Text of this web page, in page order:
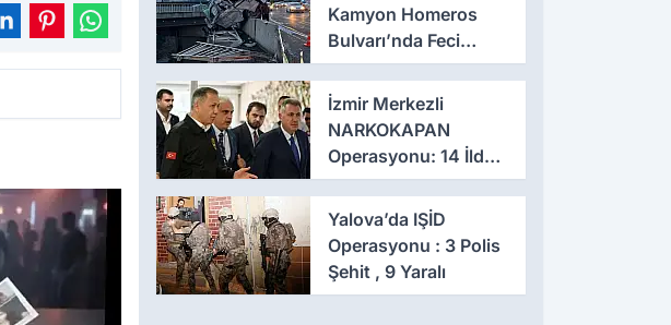
Kamyon Homeros
Bulvarı’nda Feci
Kazaya Neden Oldu
İzmir Merkezli
NARKOKAPAN
Operasyonu: 14 İlde
Eş Zamanlı Baskın,
641 Gözaltı
Yalova’da IŞİD
Operasyonu : 3 Polis
Şehit , 9 Yaralı